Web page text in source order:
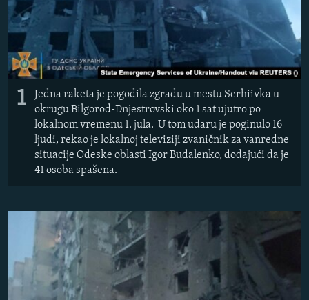
TV LIBERTY
POST SCRIPTUM
MOJA EVROPA
TRI DECENIJE OD RATA U BIH
SVE KARTE DEJTONA
NASTANAK I RASPAD JUGOSLAVIJE
Sve RFE/RL stranice
1
Jedna raketa je pogodila zgradu u mestu Serhiivka u
okrugu Bilgorod-Dnjestrovski oko 1 sat ujutro po
lokalnom vremenu 1. jula. U tom udaru je poginulo 16
ljudi, rekao je lokalnoj televiziji zvaničnik za vanredne
situacije Odeske oblasti Igor Budalenko, dodajući da je
41 osoba spašena.